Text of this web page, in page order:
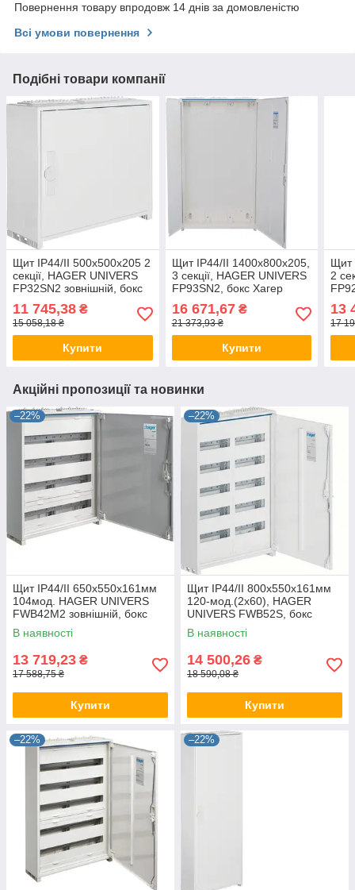
Повернення товару впродовж 14 днів за домовленістю
Всі умови повернення
Подібні товари компанії
Щит IP44/II 500x500x205 2
секції, HAGER UNIVERS
FP32SN2 зовнішній, бокс
метал (rozetka)
11 745,38 ₴
15 058,18 ₴
Купити
Щит IP44/II 1400x800x205,
3 секції, HAGER UNIVERS
FP93SN2, бокс Хагер
(rozetka)
16 671,67₴
21 373,93 ₴
Купити
Щит
2
13
17
Акційні пропозиції та новинки
–22%
Щит IP44/II 650x550x161мм
104мод. HAGER UNIVERS
FWB42M2 зовнішній, бокс
Хагер настінний, шафа
метал (rozetka)
В наявності
13 719,23 ₴
17 588,75 ₴
Купити
–22%
Щит IP44/II 800x550x161мм
120-мод.(2x60), HAGER
UNIVERS FWB52S, бокс
Хагер настінний, шафа
метал (rozetka)
В наявності
14 500,26 ₴
18 590,08 ₴
Купити
–22% –22%